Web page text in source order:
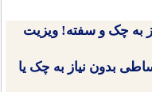
به چک و سفته! ویزیت
بدون نیاز به چک یا